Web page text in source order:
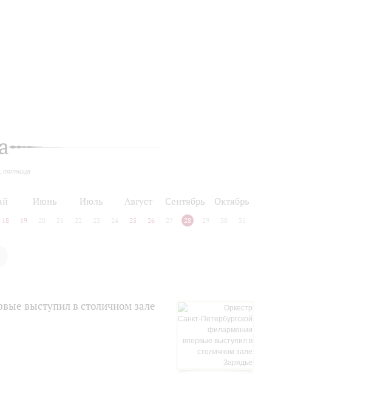
пятница
Июнь Июль Август Сентябрь Октябрь
18 19 20 21 22 23 24 25 26 27 28 29 30 31
выступил в столичном зале